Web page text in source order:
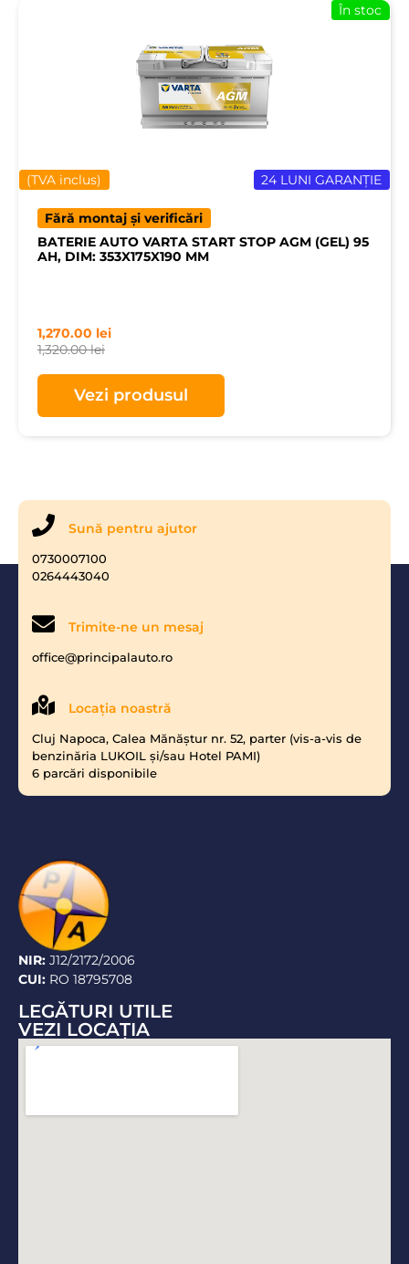
24 LUNI GARANȚIE
(TVA inclus)
În stoc
Fără montaj și verificări
BATERIE AUTO VARTA START STOP AGM (GEL) 95
AH, DIM: 353X175X190 MM
1,320.00lei
1,270.00 lei
Vezi produsul
Sună pentru ajutor
0730007100
0264443040
Trimite-ne un mesaj
office@principalauto.ro
Locaţia noastră
Cluj Napoca, Calea Mănăştur nr. 52, parter (vis-a-vis de
benzinăria LUKOIL şi/sau Hotel PAMI)
6 parcări disponibile
NIR: J12/2172/2006
CUI: RO 18795708
LEGĂTURI UTILE
VEZI LOCAŢIA